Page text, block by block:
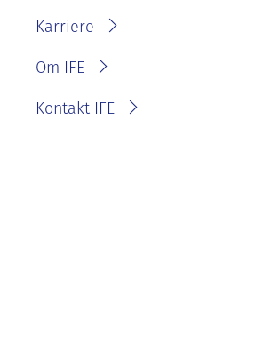
Karriere
Om IFE
Personvernerklæring for
Kontakt IFE
Fakturainformasjon
Varsling eller melde